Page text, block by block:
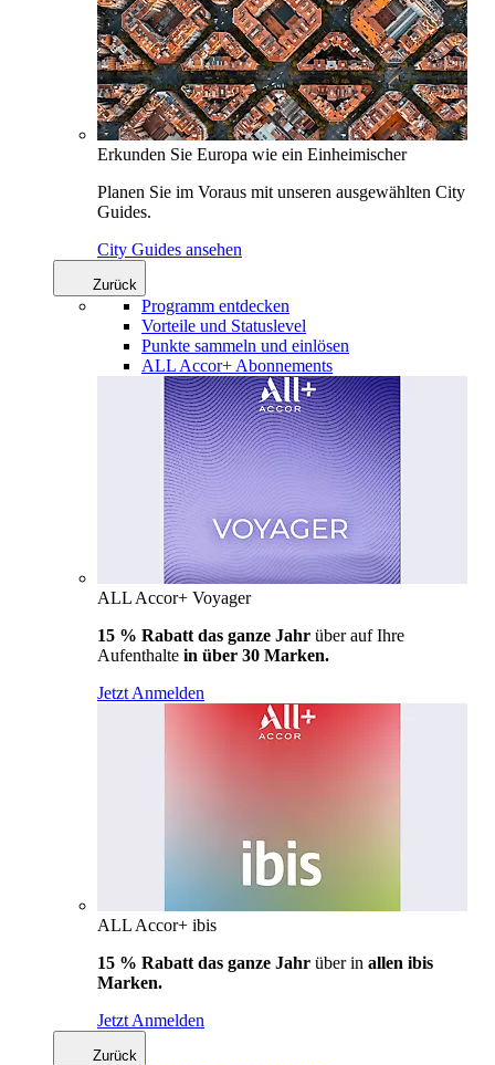
Erkunden Sie Europa wie ein Einheimischer
Planen Sie im Voraus mit unseren ausgewählten City
Guides.
City Guides ansehen
Zurück
Programm entdecken
Vorteile und Statuslevel
Punkte sammeln und einlösen
ALL Accor+ Abonnements
ALL Accor+ Voyager
15 % Rabatt das ganze Jahr über auf Ihre
Aufenthalte in über 30 Marken.
Jetzt Anmelden
ALL Accor+ ibis
15 % Rabatt das ganze Jahr über in allen ibis
Marken.
Jetzt Anmelden
Zurück